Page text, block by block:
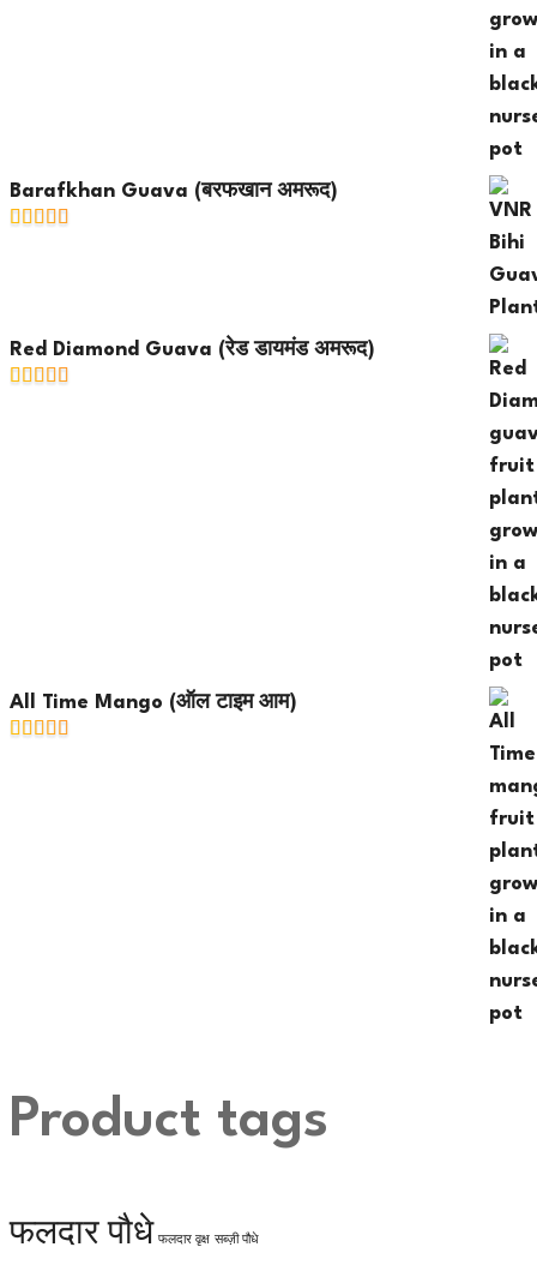
Barafkhan Guava (बरफखान अमरूद)
Red Diamond Guava (रेड डायमंड अमरूद)
All Time Mango (ऑल टाइम आम)
Product tags
फलदार पौधे फलदार वृक्ष सब्ज़ी पौधे